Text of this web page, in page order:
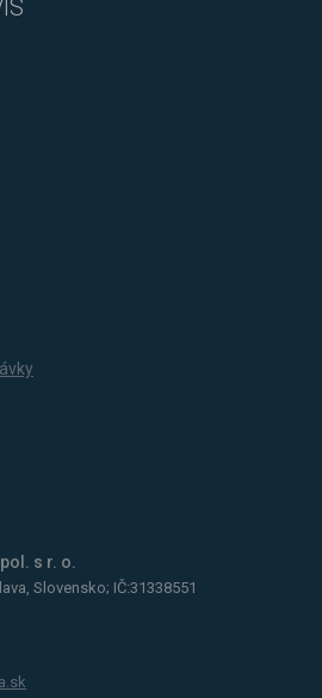
s r. o.
Slovensko; IČ:31338551